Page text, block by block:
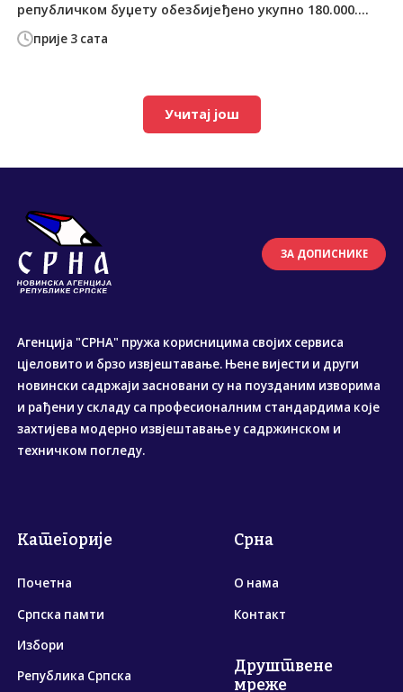
прије 3 сата
републичком буџету обезбијеђено укупно 180.000....
Учитај још
ЗА ДОПИСНИКЕ
Агенција "СРНА" пружа корисницима својих сервиса
цјеловито и брзо извјештавање. Њене вијести и други
новински садржаји засновани су на поузданим изворима
и рађени у складу са професионалним стандардима које
захтијева модерно извјештавање у садржинском и
техничком погледу.
Категорије
Почетна
Српска памти
Избори
Република Српска
Срна
О нама
Контакт
Друштвене
мреже